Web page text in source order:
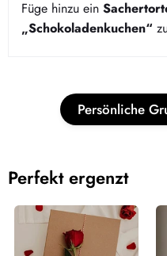
Füge hinzu ein
„Schokoladenkuchen“
Bereich über die
Persönliche
Perfekt ergenzt